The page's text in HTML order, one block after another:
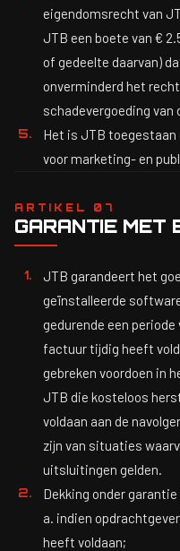
eigendomsrecht van
JTB een boete van €
of gedeelte daarvan)
onverminderd het
schadevergoeding van
Het is JTB toegestaan
voor marketing- en
ARTIKEL 07
GARANTIE MET
JTB garandeert het
geïnstalleerde
gedurende een
factuur tijdig heeft
gebreken voordoen in
JTB die kosteloos
voldaan aan de
zijn van situaties
uitsluitingen gelden.
Dekking onder
a. indien
heeft voldaan;